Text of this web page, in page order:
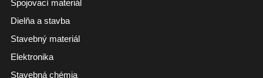
Spojovací materiál
Dielňa a stavba
Stavebný materiál
Elektronika
Stavebná chémia